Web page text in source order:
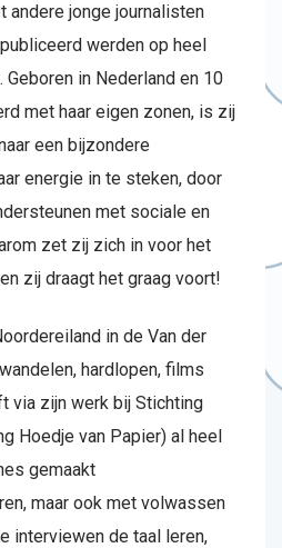
andere jonge journalisten
werden op heel
in Nederland en 10
met haar eigen zonen, is zij
een bijzondere
energie in te steken, door
met sociale en
zet zij zich in voor het
zij draagt het graag voort!
in de Van der
hardlopen, films
via zijn werk bij Stichting
Hoedje van Papier) al heel
gemaakt
maar ook met volwassen
interviewen de taal leren,